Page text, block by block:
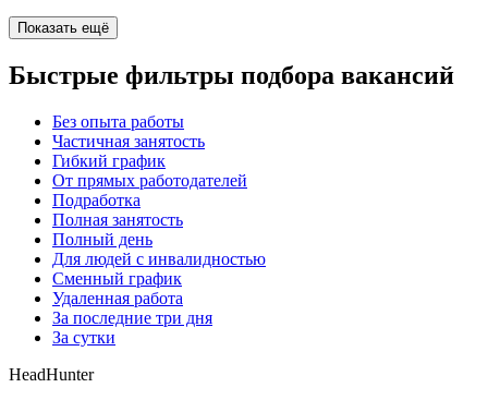
Показать ещё
Быстрые фильтры подбора вакансий
Без опыта работы
Частичная занятость
Гибкий график
От прямых работодателей
Подработка
Полная занятость
Полный день
Для людей с инвалидностью
Сменный график
Удаленная работа
За последние три дня
За сутки
HeadHunter